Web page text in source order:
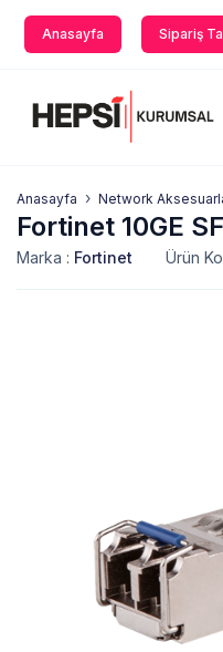
Anasayfa Sipariş
Anasayfa Network
Fortinet 10GE
Marka : Fortinet Ürün